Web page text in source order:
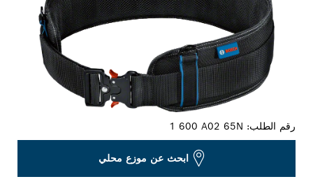
رقم الطلب:1 600 A02 65N
ابحث عن موزع محلي